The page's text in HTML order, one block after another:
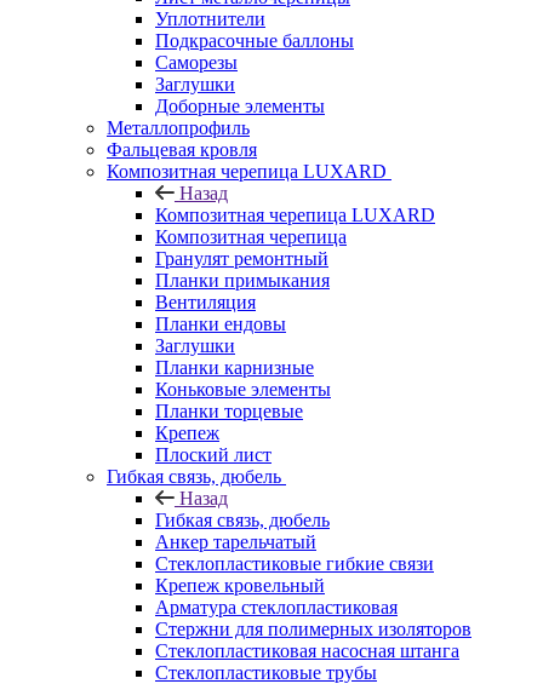
Уплотнители
Подкрасочные баллоны
Саморезы
Заглушки
Доборные элементы
Металлопрофиль
Фальцевая кровля
Композитная черепица LUXARD
Назад
Композитная черепица LUXARD
Композитная черепица
Гранулят ремонтный
Планки примыкания
Вентиляция
Планки ендовы
Заглушки
Планки карнизные
Коньковые элементы
Планки торцевые
Крепеж
Плоский лист
Гибкая связь, дюбель
Назад
Гибкая связь, дюбель
Анкер тарельчатый
Стеклопластиковые гибкие связи
Крепеж кровельный
Арматура стеклопластиковая
Стержни для полимерных изоляторов
Стеклопластиковая насосная штанга
Стеклопластиковые трубы